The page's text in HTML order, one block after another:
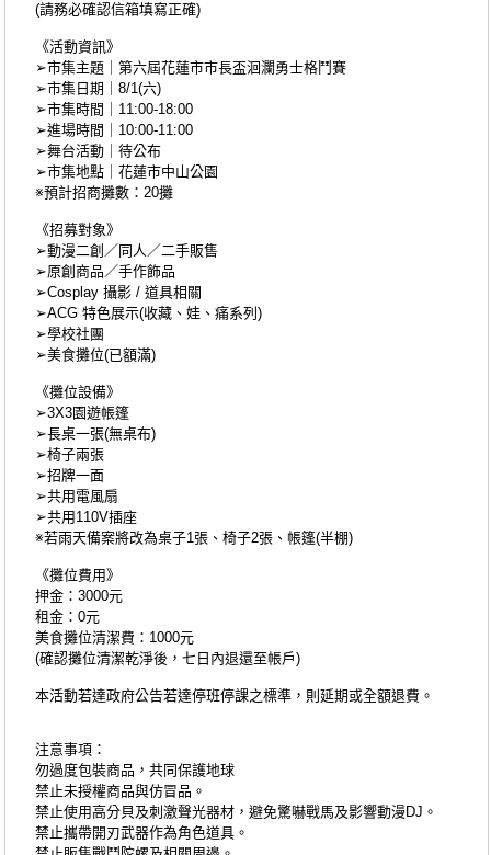
(請務必確認信箱填寫正確)
《活動資訊》
➢市集主題｜第六屆花蓮市市長盃洄瀾勇士格鬥賽
➢市集日期｜8/1(六)
➢市集時間｜11:00-18:00
➢進場時間｜10:00-11:00
➢舞台活動｜待公布
➢市集地點｜花蓮市中山公園
※預計招商攤數：20攤
《招募對象》
➢動漫二創／同人／二手販售
➢原創商品／手作飾品
➢Cosplay 攝影 / 道具相關
➢ACG 特色展示(收藏、娃、痛系列)
➢學校社團
➢美食攤位(已額滿)
《攤位設備》
➢3X3園遊帳篷
➢長桌一張(無桌布)
➢椅子兩張
➢招牌一面
➢共用電風扇
➢共用110V插座
※若雨天備案將改為桌子1張、椅子2張、帳篷(半棚)
《攤位費用》
押金：3000元
租金：0元
美食攤位清潔費：1000元
(確認攤位清潔乾淨後，七日內退還至帳戶)
本活動若達政府公告若達停班停課之標準，則延期或全額退費。
注意事項：
勿過度包裝商品，共同保護地球
禁止未授權商品與仿冒品。
禁止使用高分貝及刺激聲光器材，避免驚嚇戰馬及影響動漫DJ。
禁止攜帶開刃武器作為角色道具。